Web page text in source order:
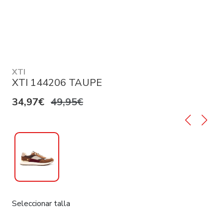
XTI
XTI 144206 TAUPE
34,97€ 49,95€
Seleccionar talla